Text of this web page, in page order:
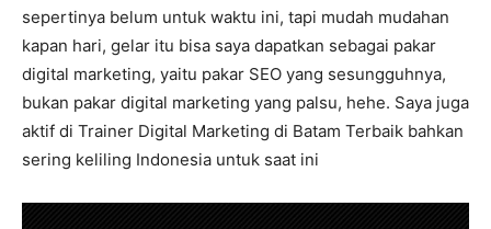
sepertinya belum untuk waktu ini, tapi mudah mudahan
kapan hari, gelar itu bisa saya dapatkan sebagai pakar
digital marketing, yaitu pakar SEO yang sesungguhnya,
bukan pakar digital marketing yang palsu, hehe. Saya juga
aktif di Trainer Digital Marketing di Batam Terbaik bahkan
sering keliling Indonesia untuk saat ini